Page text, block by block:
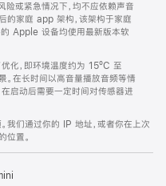
险或紧急情况下，均不应依赖声音
的家庭 app 架构，该架构于家庭
Apple 设备均使用最新版本软
化，即环境温度约为 15ºC 至
在长时间以高音量播放音频等情
启动后需要一定时间对传感器进
我们通过你的 IP 地址，或者你在上次
位置。